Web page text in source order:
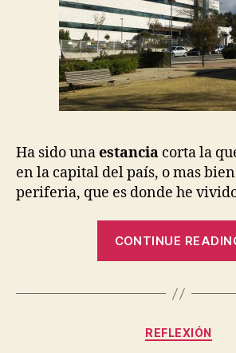
Ha sido unaestancia corta la
en la capital del país, o mas
periferia, que es donde he
CONTINUE
REFLEXIÓN